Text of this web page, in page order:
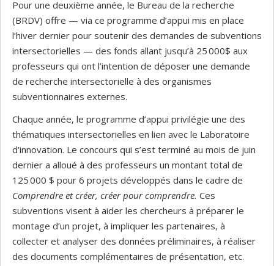
Pour une deuxième année, le Bureau de la recherche
(BRDV) offre — via ce programme d’appui mis en place
l’hiver dernier pour soutenir des demandes de subventions
intersectorielles — des fonds allant jusqu’à 25 000$ aux
professeurs qui ont l’intention de déposer une demande
de recherche intersectorielle à des organismes
subventionnaires externes.
Chaque année, le programme d’appui privilégie une des
thématiques intersectorielles en lien avec le Laboratoire
d’innovation. Le concours qui s’est terminé au mois de juin
dernier a alloué à des professeurs un montant total de
125 000 $ pour 6 projets développés dans le cadre de
Comprendre et créer, créer pour comprendre. Ces
subventions visent à aider les chercheurs à préparer le
montage d’un projet, à impliquer les partenaires, à
collecter et analyser des données préliminaires, à réaliser
des documents complémentaires de présentation, etc.